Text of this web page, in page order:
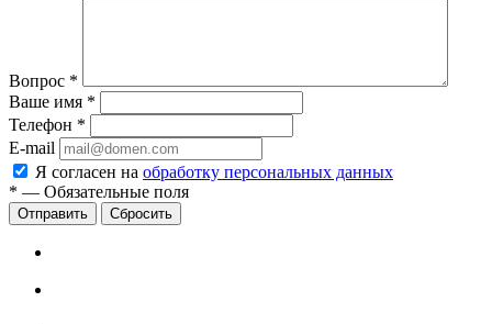
Вопрос *
Ваше имя *
Телефон *
E-mail
Я согласен на обработку персональных данных
* — Обязательные поля
Сбросить